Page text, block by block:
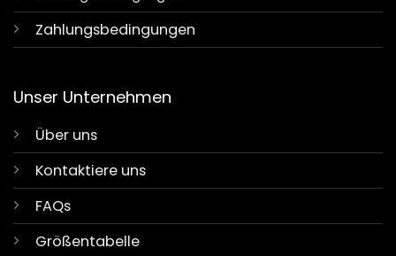
Zahlungsbedingungen
Unser Unternehmen
Über uns
Kontaktiere uns
FAQs
Größentabelle